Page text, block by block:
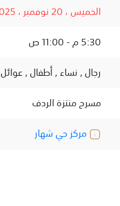
الخميس ، 20 نوفمبر ، 2025
5:30 م - 11:00 ص
رجال , نساء , أطفال , عوائل
مسرح منتزة الردف
مركز حي شهار